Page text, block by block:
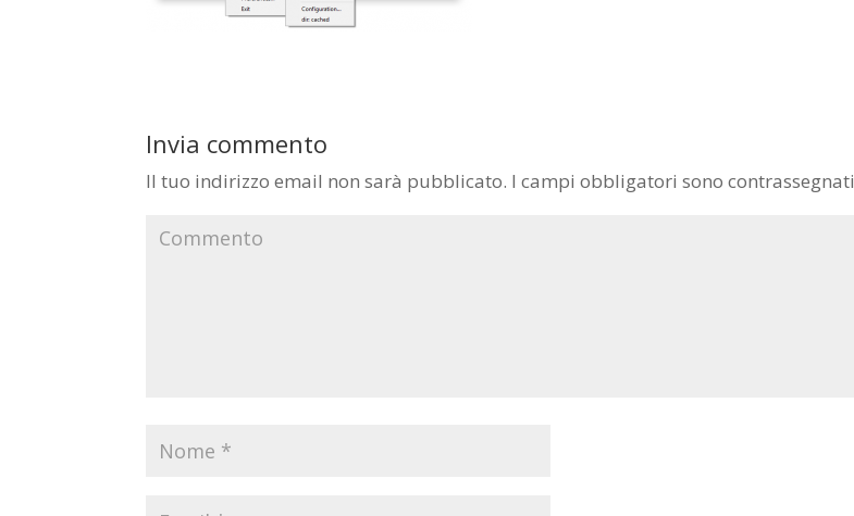
Invia commento
Il tuo indirizzo email non sarà pubblicato. I campi obbligatori sono contrassegnati